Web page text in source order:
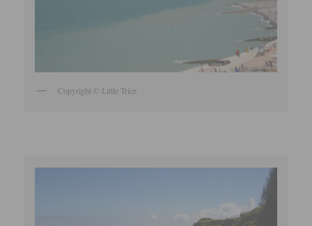
Copyright © Little Trice